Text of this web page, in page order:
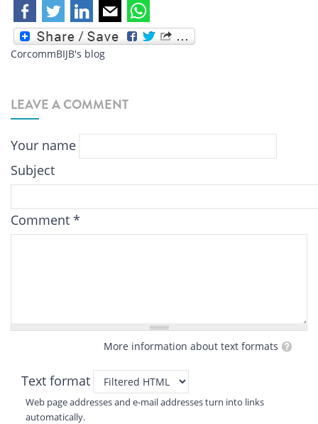
CorcommBIJB's blog
LEAVE A COMMENT
Your name
Subject
Comment *
More information about text formats
Text format
Web page addresses and e-mail addresses turn into links
automatically.